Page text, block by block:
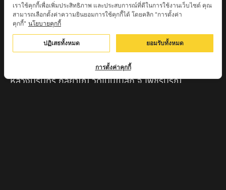
ครูบาทอง วัดก้อท่า จ.ลำพูน
ครูบาตุ๊เจ้าปู่หว่าหลิ่ง วิระทะโย วัดเวฬุวัน อ.เชียงดาว
จ.เชียงใหม่
ครูบาศรี สุจิตโต บ้านสบก๋ง จ.ลำปาง
หลวงปู่รินทร์ กลฺยาโณ วัดเนินโบสถ์ จ.เพชรบูรณ์
เราใช้คุกกี้เพื่อเพิ่มประสิทธิภาพ และประสบการณ์ที่ดีในการใช้งานเว็บไซต์ คุณ
สามารถเลือกตั้งค่าความยินยอมการใช้คุกกี้ได้ โดยคลิก "การตั้งค่า
คุกกี้" นโยบายคุกกี้
ปฏิเสธทั้งหมด ยอมรับทั้งหมด
การตั้งค่าคุกกี้